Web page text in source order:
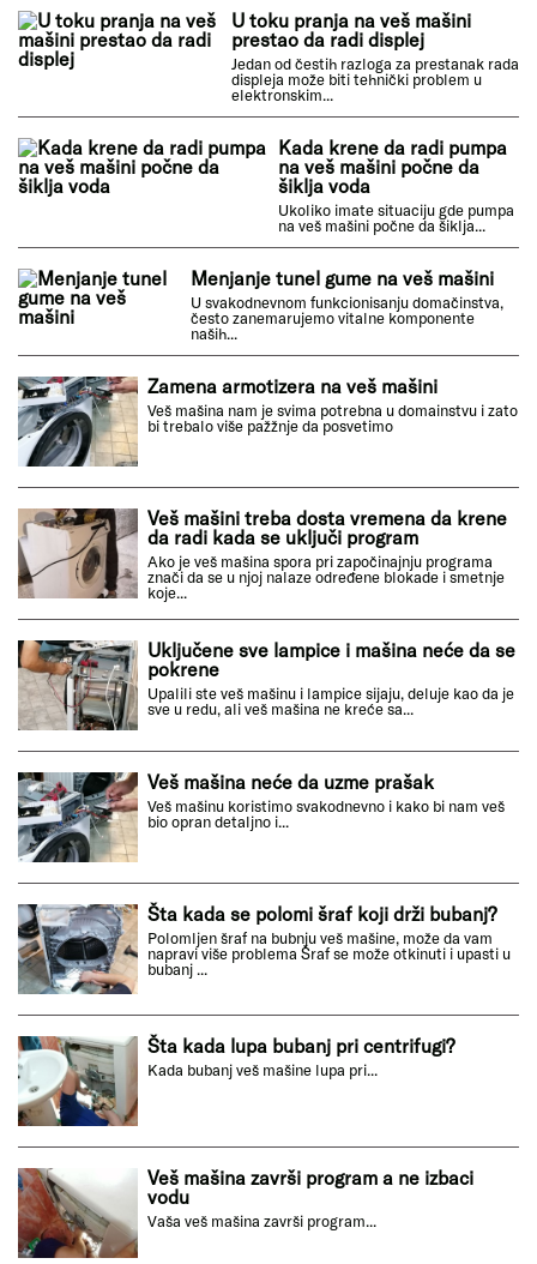
Kada krene centrifuga mašina
skače po prostoriji
Jedan od mogućih uzroka skakanja veš
mašine dok radi centrifuga može biti
neravnoteža unutar...
U toku pranja na veš mašini
prestao da radi displej
Jedan od čestih razloga za prestanak rada
displeja može biti tehnički problem u
elektronskim...
Kada krene da radi pumpa
na veš mašini počne da
šiklja voda
Ukoliko imate situaciju gde pumpa
na veš mašini počne da šiklja...
Menjanje tunel gume na veš mašini
Zamena armotizera na veš mašini
Veš mašina nam je svima potrebna u domainstvu i zato
bi trebalo više pažžnje da posvetimo
Veš mašini treba dosta vremena da krene
da radi kada se uključi program
Ako je veš mašina spora pri započinajnju programa
Uključene sve lampice i mašina neće da se
pokrene
Veš mašina neće da uzme prašak
Veš mašinu koristimo svakodnevno i kako bi nam veš
bio opran detaljno i...
Šta kada se polomi šraf koji drži bubanj?
Polomljen šraf na bubnju veš mašine, može da vam
Šta kada lupa bubanj pri centrifugi?
Kada bubanj veš mašine lupa pri...